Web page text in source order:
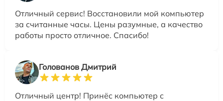
Отличный сервис! Восстановили мой компьютер
за считанные часы. Цены разумные, а качество
работы просто отличное. Спасибо!
Голованов Дмитрий
Отличный центр! Принёс компьютер с